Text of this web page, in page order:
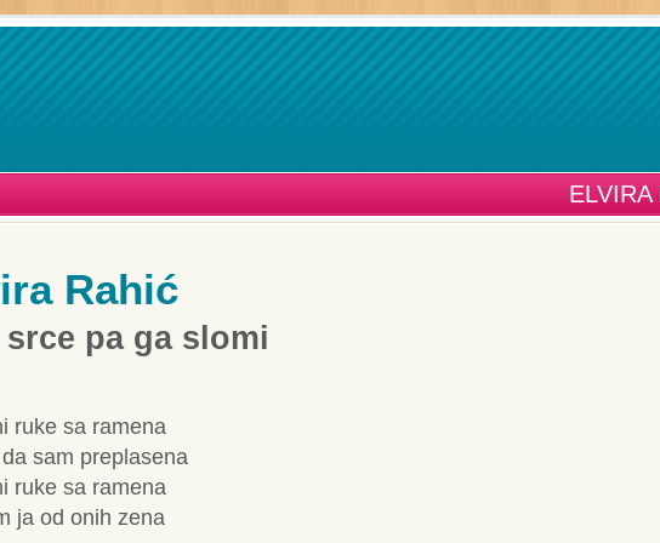
Rahić
srce pa ga slomi
ruke sa ramena
sam preplasena
ruke sa ramena
ja od onih zena